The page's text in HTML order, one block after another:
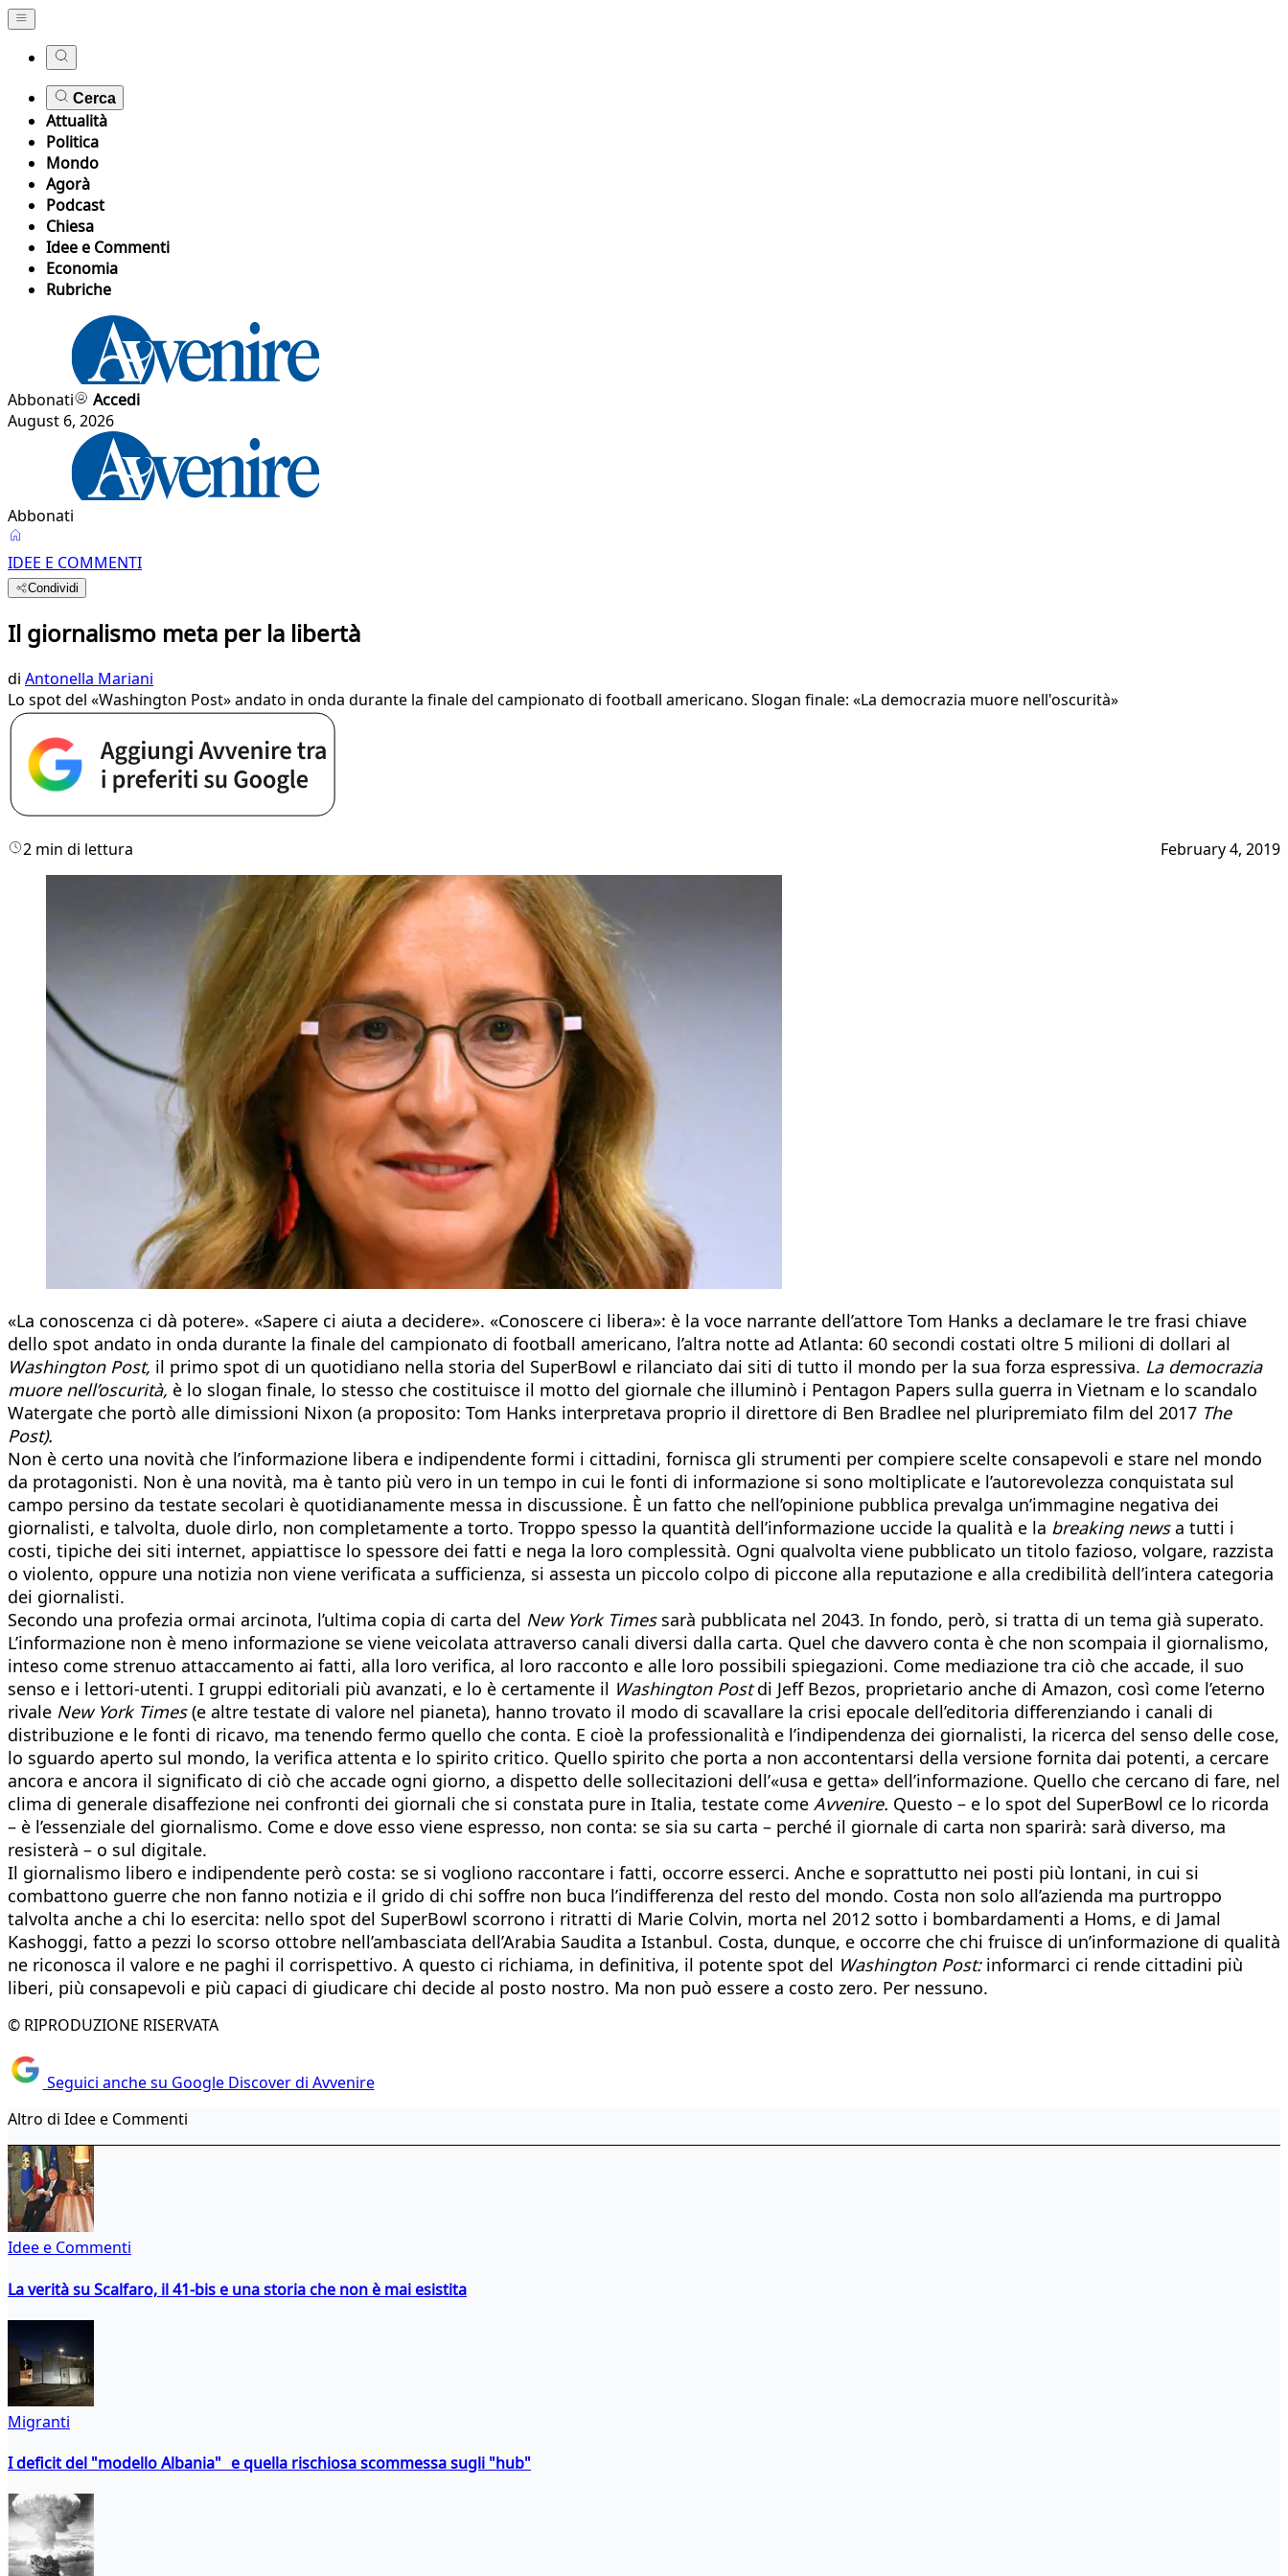
Cerca
Attualità
Politica
Mondo
Agorà
Podcast
Chiesa
Idee e Commenti
Economia
Rubriche
Abbonati
Accedi
August 6, 2026
Abbonati
IDEE E COMMENTI
Condividi
Il giornalismo meta per la libertà
di Antonella Mariani
Lo spot del «Washington Post» andato in onda durante la finale del campionato di football americano. Slogan finale: «La democrazia muore nell'oscurità»
2 min di lettura February 4, 2019
«La conoscenza ci dà potere». «Sapere ci aiuta a decidere». «Conoscere ci libera»: è la voce narrante dell’attore Tom Hanks a declamare le tre frasi chiave
dello spot andato in onda durante la finale del campionato di football americano, l’altra notte ad Atlanta: 60 secondi costati oltre 5 milioni di dollari al
Washington Post, il primo spot di un quotidiano nella storia del SuperBowl e rilanciato dai siti di tutto il mondo per la sua forza espressiva. La democrazia
muore nell’oscurità, è lo slogan finale, lo stesso che costituisce il motto del giornale che illuminò i Pentagon Papers sulla guerra in Vietnam e lo scandalo
Watergate che portò alle dimissioni Nixon (a proposito: Tom Hanks interpretava proprio il direttore di Ben Bradlee nel pluripremiato film del 2017 The
Post).
Non è certo una novità che l’informazione libera e indipendente formi i cittadini, fornisca gli strumenti per compiere scelte consapevoli e stare nel mondo
da protagonisti. Non è una novità, ma è tanto più vero in un tempo in cui le fonti di informazione si sono moltiplicate e l’autorevolezza conquistata sul
campo persino da testate secolari è quotidianamente messa in discussione. È un fatto che nell’opinione pubblica prevalga un’immagine negativa dei
giornalisti, e talvolta, duole dirlo, non completamente a torto. Troppo spesso la quantità dell’informazione uccide la qualità e la breaking newsa tutti i
costi, tipiche dei siti internet, appiattisce lo spessore dei fatti e nega la loro complessità. Ogni qualvolta viene pubblicato un titolo fazioso, volgare, razzista
o violento, oppure una notizia non viene verificata a sufficienza, si assesta un piccolo colpo di piccone alla reputazione e alla credibilità dell’intera categoria
dei giornalisti.
Secondo una profezia ormai arcinota, l’ultima copia di carta del New York Timessarà pubblicata nel 2043. In fondo, però, si tratta di un tema già superato.
L’informazione non è meno informazione se viene veicolata attraverso canali diversi dalla carta. Quel che davvero conta è che non scompaia il giornalismo,
inteso come strenuo attaccamento ai fatti, alla loro verifica, al loro racconto e alle loro possibili spiegazioni. Come mediazione tra ciò che accade, il suo
senso e i lettori-utenti. I gruppi editoriali più avanzati, e lo è certamente il Washington Postdi Jeff Bezos, proprietario anche di Amazon, così come l’eterno
rivale New York Times(e altre testate di valore nel pianeta), hanno trovato il modo di scavallare la crisi epocale dell’editoria differenziando i canali di
distribuzione e le fonti di ricavo, ma tenendo fermo quello che conta. E cioè la professionalità e l’indipendenza dei giornalisti, la ricerca del senso delle cose,
lo sguardo aperto sul mondo, la verifica attenta e lo spirito critico. Quello spirito che porta a non accontentarsi della versione fornita dai potenti, a cercare
ancora e ancora il significato di ciò che accade ogni giorno, a dispetto delle sollecitazioni dell’«usa e getta» dell’informazione. Quello che cercano di fare, nel
clima di generale disaffezione nei confronti dei giornali che si constata pure in Italia, testate come Avvenire. Questo – e lo spot del SuperBowl ce lo ricorda
– è l’essenziale del giornalismo. Come e dove esso viene espresso, non conta: se sia su carta – perché il giornale di carta non sparirà: sarà diverso, ma
resisterà – o sul digitale.
Il giornalismo libero e indipendente però costa: se si vogliono raccontare i fatti, occorre esserci. Anche e soprattutto nei posti più lontani, in cui si
combattono guerre che non fanno notizia e il grido di chi soffre non buca l’indifferenza del resto del mondo. Costa non solo all’azienda ma purtroppo
talvolta anche a chi lo esercita: nello spot del SuperBowl scorrono i ritratti di Marie Colvin, morta nel 2012 sotto i bombardamenti a Homs, e di Jamal
Kashoggi, fatto a pezzi lo scorso ottobre nell’ambasciata dell’Arabia Saudita a Istanbul. Costa, dunque, e occorre che chi fruisce di un’informazione di qualità
ne riconosca il valore e ne paghi il corrispettivo. A questo ci richiama, in definitiva, il potente spot del Washington Post:informarci ci rende cittadini più
liberi, più consapevoli e più capaci di giudicare chi decide al posto nostro. Ma non può essere a costo zero. Per nessuno.
© RIPRODUZIONE RISERVATA
Seguici anche su Google Discover di Avvenire
Altro di Idee e Commenti
Idee e Commenti
La verità su Scalfaro, il 41-bis e una storia che non è mai esistita
Migranti
I deficit del "modello Albania" e quella rischiosa scommessa sugli "hub"